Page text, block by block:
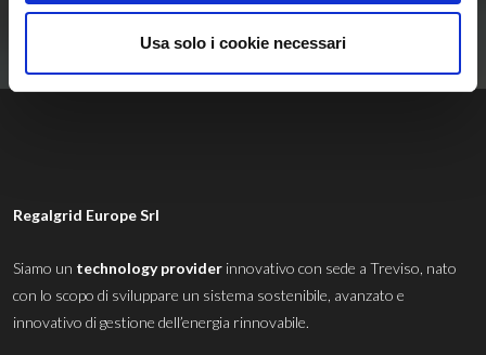
Usa solo i cookie necessari
Regalgrid Europe Srl
Siamo un technology provider innovativo con sede a Treviso, nato
con lo scopo di sviluppare un sistema sostenibile, avanzato e
innovativo di gestione dell’energia rinnovabile.